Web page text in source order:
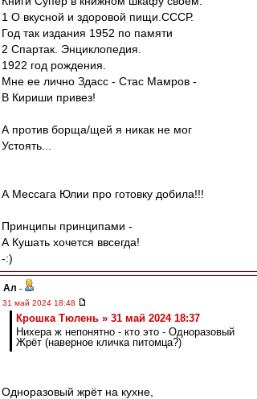
1 О вкусной и здоровой пищи.СССР.
Год так издания 1952 по памяти
2 Спартак. Энциклопедия.
1922 год рождения.
Мне ее лично Здасс - Стас Мамров -
В Кириши привез!
А против борща/щей я никак не мог
Устоять...
А Мессага Юлии про готовку добила!!!
Принципы принципами -
А Кушать хочется ввсегда!
-:)
Ал -
31 май 2024 18:48
Крошка Тюлень » 31 май 2024 18:37
Нихера ж непонятно - кто это - Одноразовый
Жрёт (наверное кличка питомца?)
Одноразовый жрёт на кухне,